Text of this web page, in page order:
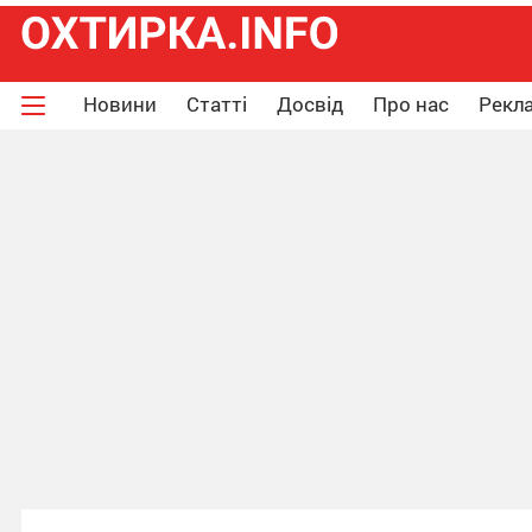
Новини Статті Досвід Про нас